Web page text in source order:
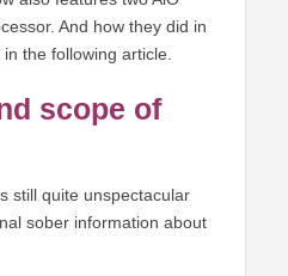
And how they did in
the following article.
scope of
still quite unspectacular
sober information about